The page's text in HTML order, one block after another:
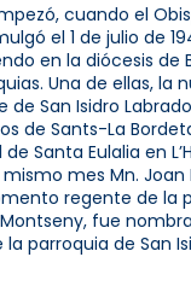
cuando el
el 1 de julio de
en la diócesis de
Una de ellas, la
de San Isidro
de Sants-La
Santa Eulalia en
mismo mes Mn. Joan
regente de la
fue
parroquia de San